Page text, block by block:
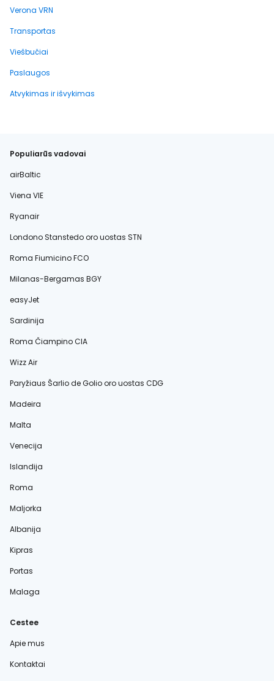
Verona VRN
Transportas
Viešbučiai
Paslaugos
Atvykimas ir išvykimas
Populiarūs vadovai
airBaltic
Viena VIE
Ryanair
Londono Stanstedo oro uostas STN
Roma Fiumicino FCO
Milanas-Bergamas BGY
easyJet
Sardinija
Roma Čiampino CIA
Wizz Air
Paryžiaus Šarlio de Golio oro uostas CDG
Madeira
Malta
Venecija
Islandija
Roma
Maljorka
Albanija
Kipras
Portas
Malaga
Cestee
Apie mus
Kontaktai